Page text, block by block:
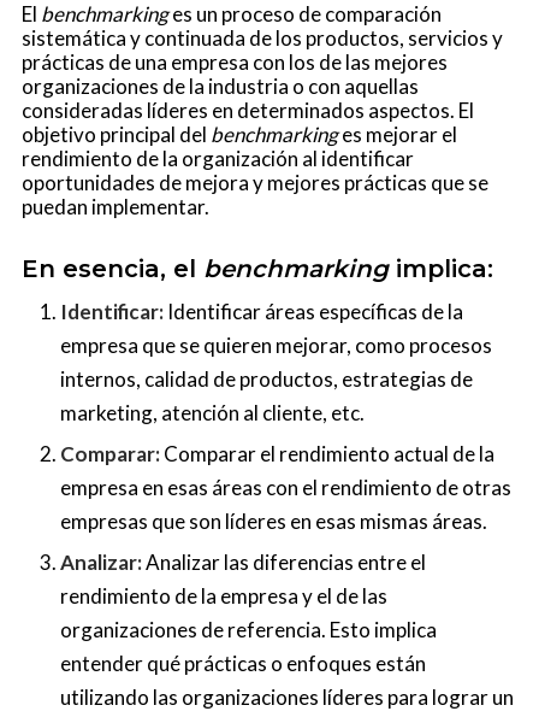
El benchmarkinges un proceso de comparación
sistemática y continuada de los productos, servicios y
prácticas de una empresa con los de las mejores
organizaciones de la industria o con aquellas
consideradas líderes en determinados aspectos. El
objetivo principal del benchmarkinges mejorar el
rendimiento de la organización al identificar
oportunidades de mejora y mejores prácticas que se
puedan implementar.
En esencia, el benchmarkingimplica:
Identificar:Identificar áreas específicas de la
empresa que se quieren mejorar, como procesos
internos, calidad de productos, estrategias de
marketing, atención al cliente, etc.
Comparar:Comparar el rendimiento actual de la
empresa en esas áreas con el rendimiento de otras
empresas que son líderes en esas mismas áreas.
Analizar:Analizar las diferencias entre el
rendimiento de la empresa y el de las
organizaciones de referencia. Esto implica
entender qué prácticas o enfoques están
utilizando las organizaciones líderes para lograr un